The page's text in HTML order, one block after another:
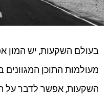
בעולם השקעות, יש המון
מעולמות התוכן
השקעות, אפשר לדבר על